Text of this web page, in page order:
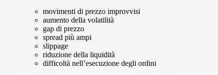
movimenti di prezzo improvvisi
aumento della volatilità
gap di prezzo
spread più ampi
slippage
riduzione della liquidità
difficoltà nell’esecuzione degli ordini